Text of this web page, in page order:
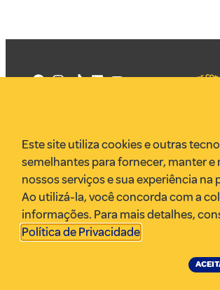
VR Assessoria
Parcerias
Envie uma pauta
Anuncie
Este site utiliza cookies e outras
semelhantes para fornecer, manter e
nossos serviços e sua experiência na
Ao utilizá-la, você concorda com a
informações. Para mais detalhes,
Política de Privacidade.